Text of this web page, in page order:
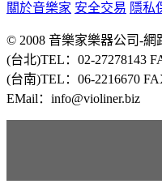
關於音樂家 安全交易 隱私
© 2008 音樂家樂器公司-
(台北)TEL：02-27278143
(台南)TEL：06-2216670
EMail：info@violiner.biz